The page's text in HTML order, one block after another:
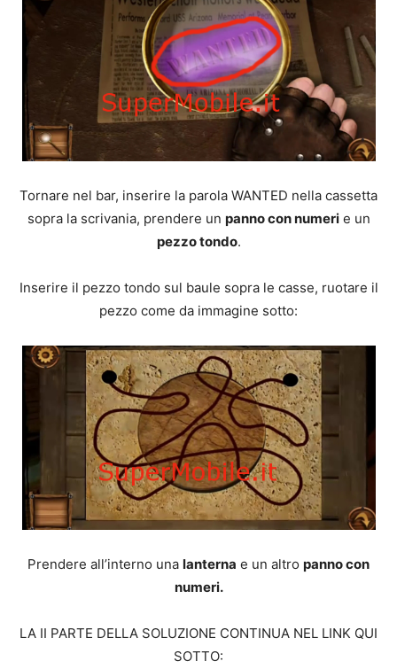
Tornare nel bar, inserire la parola WANTED nella cassetta
sopra la scrivania, prendere un panno con numerie un
pezzo tondo.
Inserire il pezzo tondo sul baule sopra le casse, ruotare il
pezzo come da immagine sotto:
Prendere all’interno una lanterna e un altro panno con
numeri.
LA II PARTE DELLA SOLUZIONE CONTINUA NEL LINK QUI
SOTTO: